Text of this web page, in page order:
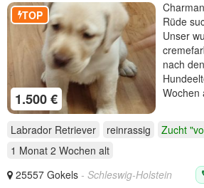
1.500 €
TOP
Rüde
Unser
nach
Wochen
Labrador Retriever reinrassig
Zucht
1 Monat 2 Wochen alt
25557 Gokels - Schleswig-Holstein